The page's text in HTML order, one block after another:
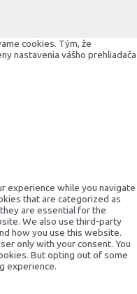
cookies. Tým, že
nastavenia vášho prehliadača
experience while you navigate
that are categorized as
are essential for the
We also use third-party
how you use this website.
only with your consent. You
But opting out of some
experience.